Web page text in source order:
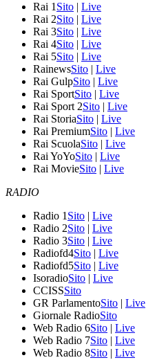
Rai 1 Sito | Live
Rai 2Sito | Live
Rai 3Sito | Live
Rai 4Sito | Live
Rai 5Sito | Live
RainewsSito | Live
Rai GulpSito | Live
Rai SportSito | Live
Rai Sport 2Sito | Live
Rai StoriaSito | Live
Rai PremiumSito | Live
Rai ScuolaSito | Live
Rai YoYoSito | Live
Rai MovieSito | Live
RADIO
Radio 1 Sito | Live
Radio 2Sito | Live
Radio 3Sito | Live
Radiofd4Sito | Live
Radiofd5Sito | Live
IsoradioSito | Live
CCISSSito
GR ParlamentoSito | Live
Giornale RadioSito
Web Radio 6Sito | Live
Web Radio 7Sito | Live
Web Radio 8Sito | Live